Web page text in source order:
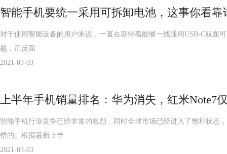
智能手机要统一采用可拆卸电池，这事你看靠
对于使用智能设备的用户来说，一直在期待着能够一线通用USB-C双面
题，正反面
2021-03-03
上半年手机销量排名：华为消失，红米Note7
智能手机行业竞争已经非常的激烈，同时全球市场已经进入了饱和状态
错的。根据最新上半
2021-03-03